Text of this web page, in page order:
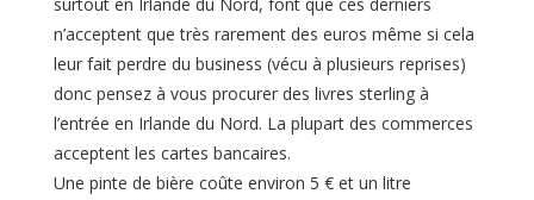
n’acceptent que très rarement des euros même si cela
leur fait perdre du business (vécu à plusieurs reprises)
donc pensez à vous procurer des livres sterling à
l’entrée en Irlande du Nord. La plupart des commerces
acceptent les cartes bancaires.
Une pinte de bière coûte environ 5 € et un litre